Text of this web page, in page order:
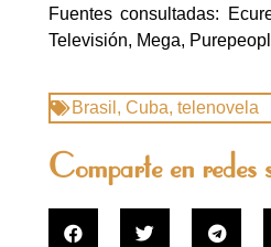
Fuentes consultadas:
Televisión, Mega,
Brasil , Cuba, telenovela
Comparte en redes